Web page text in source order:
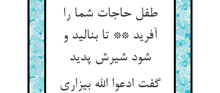
طفل حاجات شما را
آفرید ** تا بنالید و
شود شیرش پدید
گفت ادعوا الله بی‏زاری